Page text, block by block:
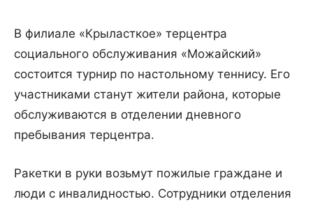
В филиале «Крыласткое» терцентра
социального обслуживания «Можайский»
состоится турнир по настольному теннису. Его
участниками станут жители района, которые
обслуживаются в отделении дневного
пребывания терцентра.
Ракетки в руки возьмут пожилые граждане и
люди с инвалидностью. Сотрудники отделения